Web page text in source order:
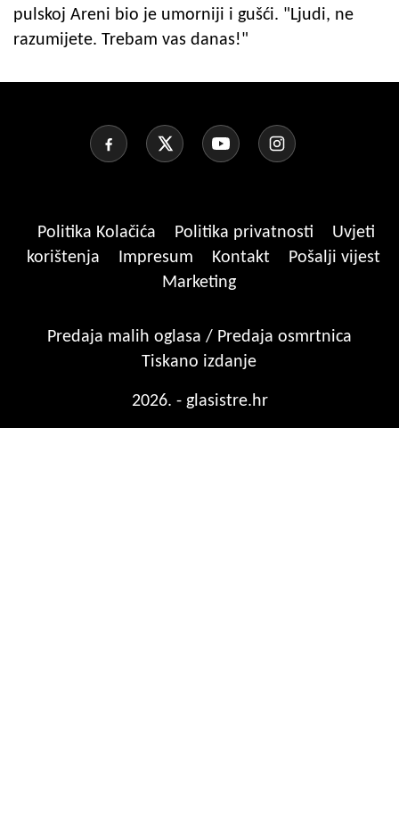
pulskoj Areni bio je umorniji i gušći. "Ljudi, ne
razumijete. Trebam vas danas!"
Politika Kolačića Politika privatnosti
Uvjeti
korištenja
Impresum Kontakt
Pošalji vijest
Marketing
Predaja malih oglasa / Predaja osmrtnica
Tiskano izdanje
2026. - glasistre.hr